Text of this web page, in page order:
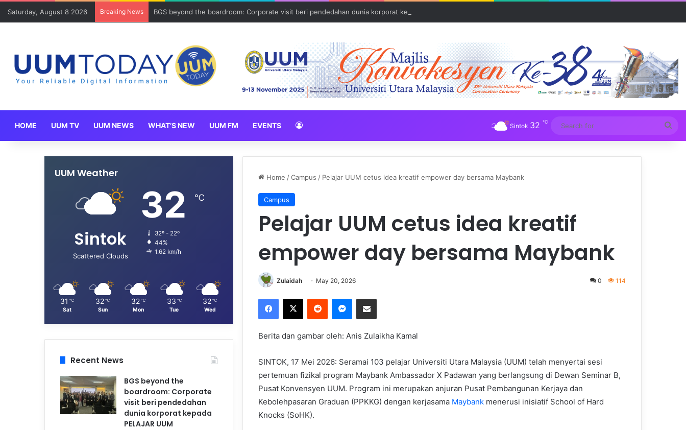
Saturday, August 8 2026 Breaking News BGS beyond the boardroom: Corporate visit beri pendedahan dunia korporat kepada PELAJAR UUM
HOME UUM TV UUM NEWS WHAT’S NEW UUM FM EVENTS Sintok 32 ℃
for
Home /Campus / Pelajar UUM cetus idea kreatif empower day bersama Maybank
Campus
Pelajar UUM cetus idea kreatif
empower day bersama Maybank
Zulaidah May 20, 2026 0 114
Berita dan gambar oleh: Anis Zulaikha Kamal
SINTOK, 17 Mei 2026: Seramai 103 pelajar Universiti Utara Malaysia (UUM) telah menyertai sesi
pertemuan fizikal program Maybank Ambassador X Padawan yang berlangsung di Dewan Seminar B,
Pusat Konvensyen UUM. Program ini merupakan anjuran Pusat Pembangunan Kerjaya dan
Kebolehpasaran Graduan (PPKKG) dengan kerjasama Maybank menerusi inisiatif School of Hard
Knocks (SoHK).
UUM Weather
Sintok
Scattered Clouds
32 ℃
32º - 22º
44%
1.62 km/h
31 ℃
Sat
32 ℃
Sun
32 ℃
Mon
33 ℃
Tue
32 ℃
Wed
Recent News
BGS beyond the
boardroom: Corporate
visit beri pendedahan
dunia korporat kepada
PELAJAR UUM